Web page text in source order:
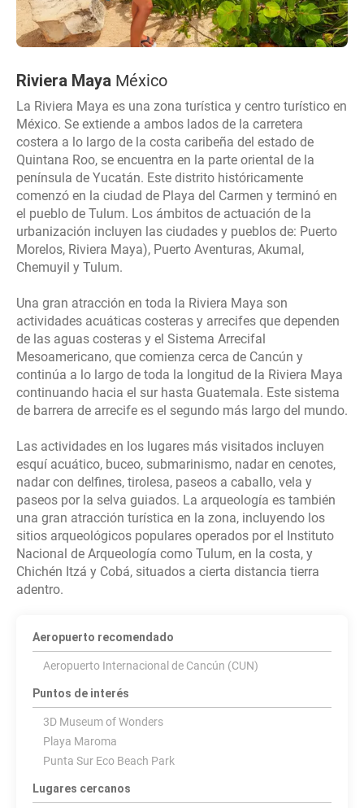
Riviera Maya México
La Riviera Maya es una zona turística y centro turístico en
México. Se extiende a ambos lados de la carretera
costera a lo largo de la costa caribeña del estado de
Quintana Roo, se encuentra en la parte oriental de la
península de Yucatán. Este distrito históricamente
comenzó en la ciudad de Playa del Carmen y terminó en
el pueblo de Tulum. Los ámbitos de actuación de la
urbanización incluyen las ciudades y pueblos de: Puerto
Morelos, Riviera Maya), Puerto Aventuras, Akumal,
Chemuyil y Tulum.
Una gran atracción en toda la Riviera Maya son
actividades acuáticas costeras y arrecifes que dependen
de las aguas costeras y el Sistema Arrecifal
Mesoamericano, que comienza cerca de Cancún y
continúa a lo largo de toda la longitud de la Riviera Maya
continuando hacia el sur hasta Guatemala. Este sistema
de barrera de arrecife es el segundo más largo del mundo.
Las actividades en los lugares más visitados incluyen
esquí acuático, buceo, submarinismo, nadar en cenotes,
nadar con delfines, tirolesa, paseos a caballo, vela y
paseos por la selva guiados. La arqueología es también
una gran atracción turística en la zona, incluyendo los
sitios arqueológicos populares operados por el Instituto
Nacional de Arqueología como Tulum, en la costa, y
Chichén Itzá y Cobá, situados a cierta distancia tierra
adentro.
Aeropuerto recomendado
Aeropuerto Internacional de Cancún (CUN)
Puntos de interés
3D Museum of Wonders
Playa Maroma
Punta Sur Eco Beach Park
Lugares cercanos